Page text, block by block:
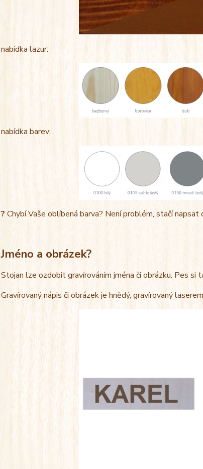
nabídka lazur:
nabídka barev:
? Chybí Vaše oblíbená barva? Není problém, stačí
Jméno a obrázek?
Stojan lze ozdobit gravírováním jména či obrázku. Pes si
Gravírovaný nápis či obrázek je hnědý, gravírovaný